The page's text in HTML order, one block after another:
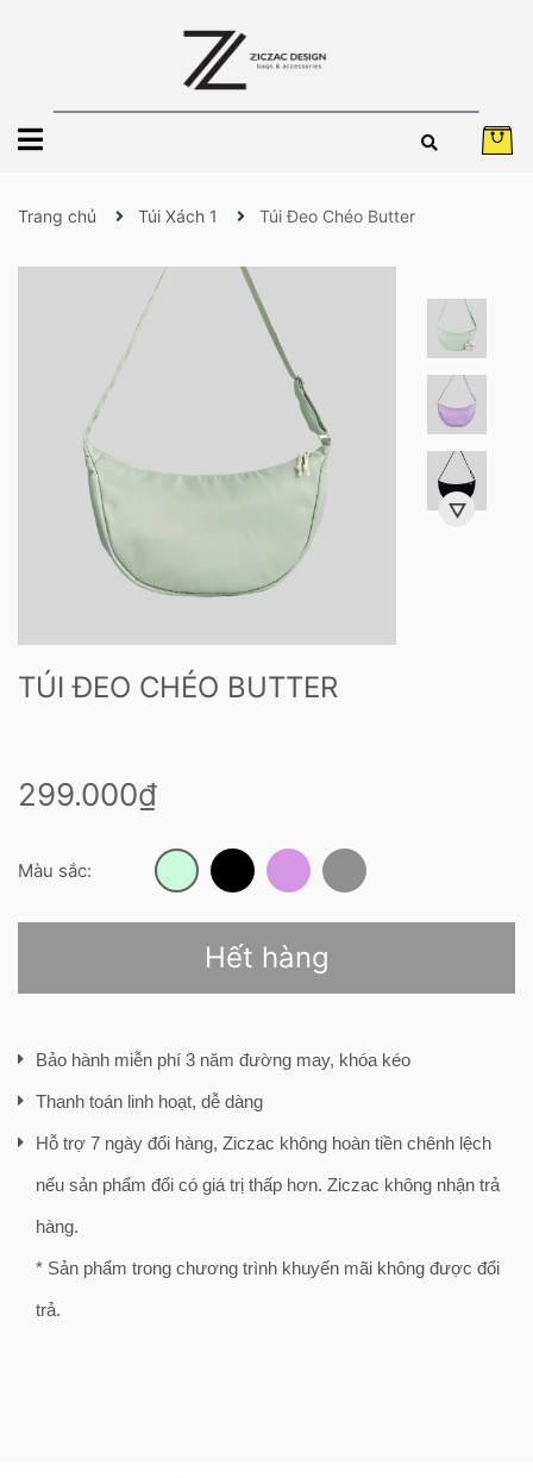
Trang chủ Túi Xách 1 Túi Đeo Chéo Butter
TÚI ĐEO CHÉO BUTTER
299.000₫
Màu sắc:
Hết hàng
Bảo hành miễn phí 3 năm đường may, khóa kéo
Thanh toán linh hoạt, dễ dàng
Hỗ trợ 7 ngày đổi hàng, Ziczac không hoàn tiền chênh lệch
nếu sản phẩm đổi có giá trị thấp hơn. Ziczac không nhận trả
hàng.
* Sản phẩm trong chương trình khuyến mãi không được đổi
trả.